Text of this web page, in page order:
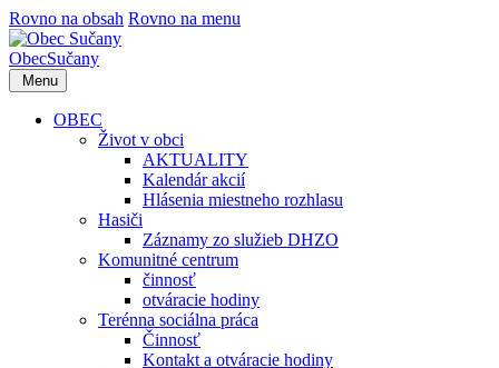
Rovno na obsah Rovno na menu
ObecSučany
Menu
OBEC
Život v obci
AKTUALITY
Kalendár akcií
Hlásenia miestneho rozhlasu
Hasiči
Záznamy zo služieb DHZO
Komunitné centrum
činnosť
otváracie hodiny
Terénna sociálna práca
Činnosť
Kontakt a otváracie hodiny